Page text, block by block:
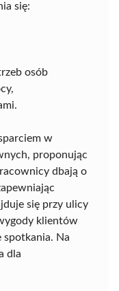
się:
osób
w
proponując
dbają o
się przy ulicy
klientów
spotkania. Na
dla